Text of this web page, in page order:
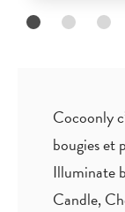
Cocoonly
bougies et
Illuminate
Candle,